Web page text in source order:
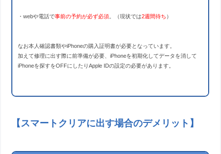
・webや電話で事前の予約が必ず必須 。（現状では2週間待ち ）
なお本人確認書類やiPhoneの購入証明書が必要となっています。
加えて修理に出す際に前準備が必要、iPhoneを初期化してデータを消して
iPhoneを探すをOFFにしたりApple IDの設定の必要があります。
【スマートクリアに出す場合のデメリット】